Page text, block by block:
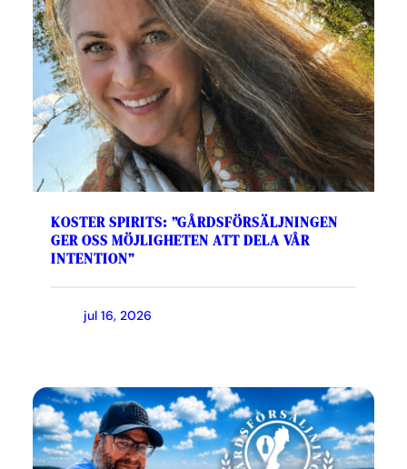
KOSTER SPIRITS: ”GÅRDSFÖRSÄLJNINGEN
GER OSS MÖJLIGHETEN ATT DELA VÅR
INTENTION”
jul 16, 2026